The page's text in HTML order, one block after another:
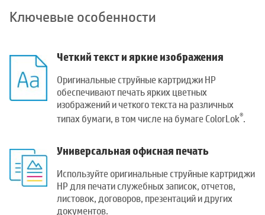
Ключевые особенности
Четкий текст и яркие изображения
Оригинальные струйные картриджи HP
обеспечивают печать ярких цветных
изображений и четкого текста на различных
типах бумаги, в том числе на бумаге ColorLok®.
Универсальная офисная печать
Используйте оригинальные струйные картриджи
HP для печати служебных записок, отчетов,
листовок, договоров, презентаций и других
документов.